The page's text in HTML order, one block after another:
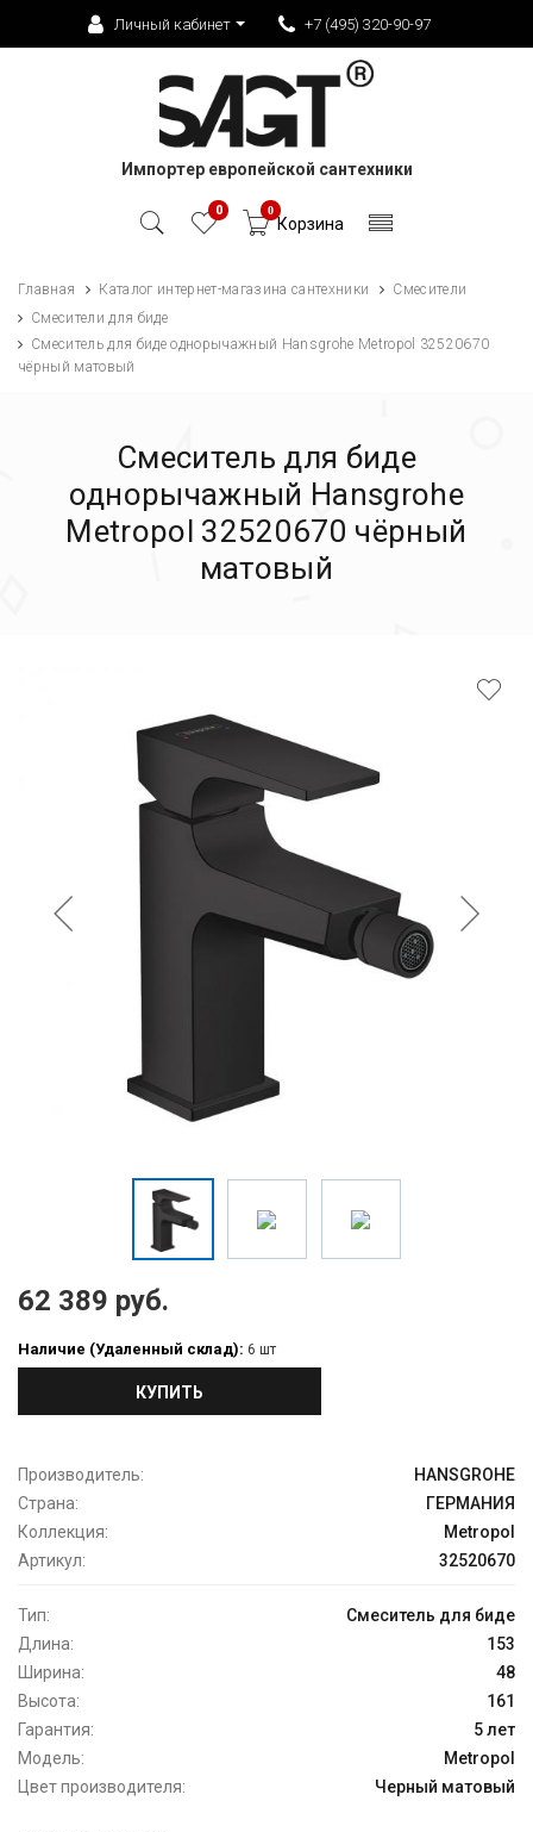
Личный кабинет +7 (495) 320-90-97
Импортер европейской сантехники
0 0
Корзина
Главная Каталог интернет-магазина сантехники
Смесители
Смесители для биде
Смеситель для биде однорычажный Hansgrohe Metropol 32520670
чёрный матовый
Смеситель для биде
однорычажный Hansgrohe
Metropol 32520670 чёрный
матовый
62 389 руб.
Наличие (Удаленный склад): 6 шт
КУПИТЬ
Производитель:
HANSGROHE
Страна:
ГЕРМАНИЯ
Коллекция:
Metropol
Артикул:
32520670
Тип:
Смеситель для биде
Длина:
153
Ширина:
48
Высота:
161
Гарантия:
5 лет
Модель:
Metropol
Цвет производителя:
Черный матовый